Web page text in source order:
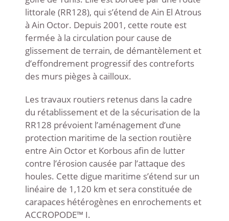
littorale (RR128), qui s’étend de Ain El Atrous
à Ain Octor. Depuis 2001, cette route est
fermée à la circulation pour cause de
glissement de terrain, de démantèlement et
d’effondrement progressif des contreforts
des murs pièges à cailloux.
Les travaux routiers retenus dans la cadre
du rétablissement et de la sécurisation de la
RR128 prévoient l’aménagement d’une
protection maritime de la section routière
entre Ain Octor et Korbous afin de lutter
contre l’érosion causée par l’attaque des
houles. Cette digue maritime s’étend sur un
linéaire de 1,120 km et sera constituée de
carapaces hétérogènes en enrochements et
ACCROPODE™ I.